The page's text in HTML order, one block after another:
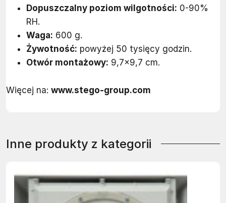
Dopuszczalny poziom wilgotności: 0-90%
RH.
Waga: 600 g.
Żywotność: powyżej 50 tysięcy godzin.
Otwór montażowy: 9,7×9,7 cm.
Więcej na: www.stego-group.com
Inne produkty z kategorii